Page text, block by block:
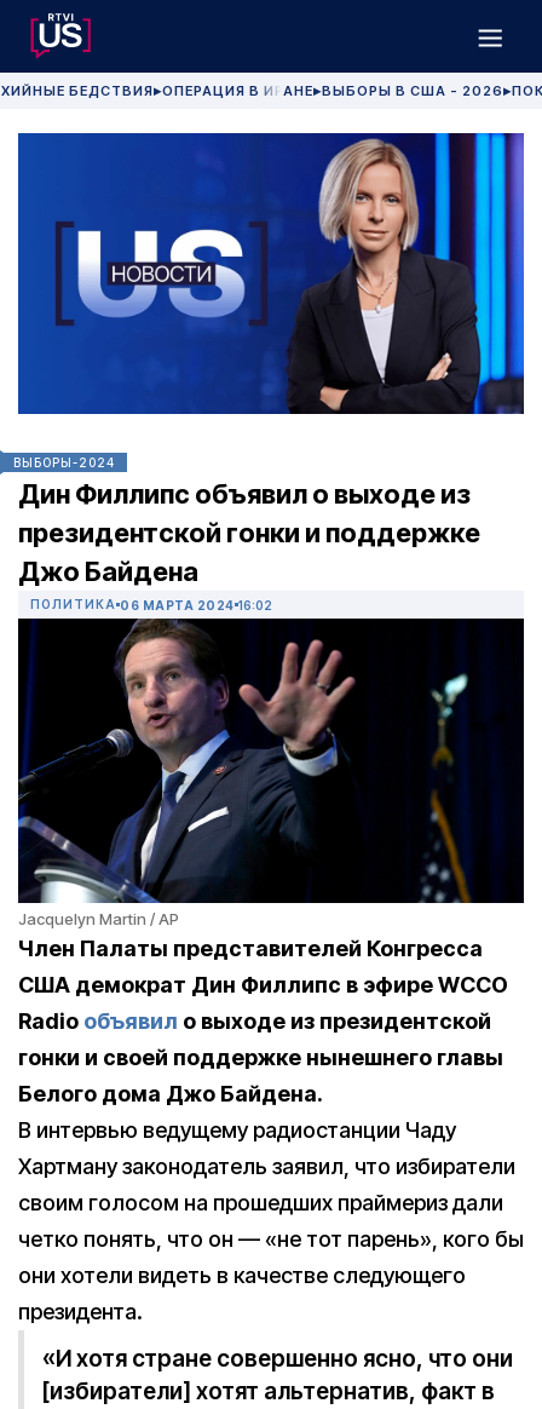
БЕДСТВИЯ▶ОПЕРАЦИЯ В ИРАНЕ▶ВЫБОРЫ В США - 2026 ▶
ВЫБОРЫ-2024
Дин Филлипс объявил о выходе из
президентской гонки и поддержке
Джо Байдена
ПОЛИТИКА 06 МАРТА 2024 16:02
Jacquelyn Martin / AP
Член Палаты представителей Конгресса
США демократ Дин Филлипс в эфире WCCO
Radio объявил о выходе из президентской
гонки и своей поддержке нынешнего главы
Белого дома Джо Байдена.
В интервью ведущему радиостанции Чаду
Хартману законодатель заявил, что избиратели
своим голосом на прошедших праймериз дали
четко понять, что он — «не тот парень», кого бы
они хотели видеть в качестве следующего
президента.
«И хотя стране совершенно ясно, что они
[избиратели] хотят альтернатив, факт в